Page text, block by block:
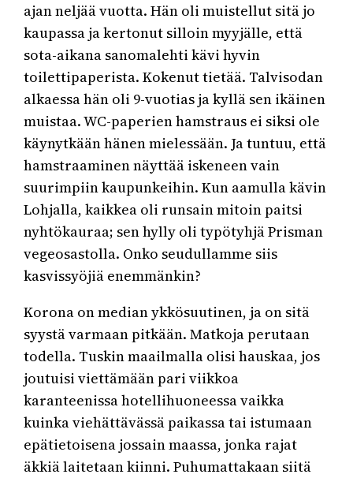
ajan neljää vuotta. Hän oli muistellut sitä jo
kaupassa ja kertonut silloin myyjälle, että
sota-aikana sanomalehti kävi hyvin
toilettipaperista. Kokenut tietää. Talvisodan
alkaessa hän oli 9-vuotias ja kyllä sen ikäinen
muistaa. WC-paperien hamstraus ei siksi ole
käynytkään hänen mielessään. Ja tuntuu, että
hamstraaminen näyttää iskeneen vain
suurimpiin kaupunkeihin. Kun aamulla kävin
Lohjalla, kaikkea oli runsain mitoin paitsi
nyhtökauraa; sen hylly oli typötyhjä Prisman
vegeosastolla. Onko seudullamme siis
kasvissyöjiä enemmänkin?
Korona on median ykkösuutinen, ja on sitä
syystä varmaan pitkään. Matkoja perutaan
todella. Tuskin maailmalla olisi hauskaa, jos
joutuisi viettämään pari viikkoa
karanteenissa hotellihuoneessa vaikka
kuinka viehättävässä paikassa tai istumaan
epätietoisena jossain maassa, jonka rajat
äkkiä laitetaan kiinni. Puhumattakaan siitä